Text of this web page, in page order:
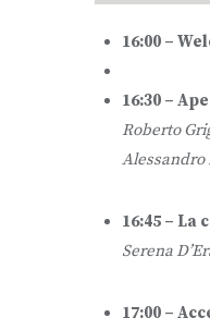
16:00 –
16:30 –
Roberto
Alessandro
16:45 – La
Serena
17:00 –